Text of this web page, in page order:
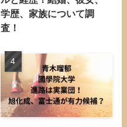
学歴、家族について調
査！